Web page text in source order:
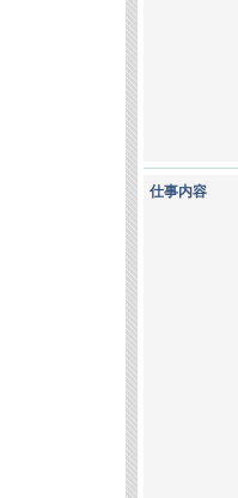
仕事内容